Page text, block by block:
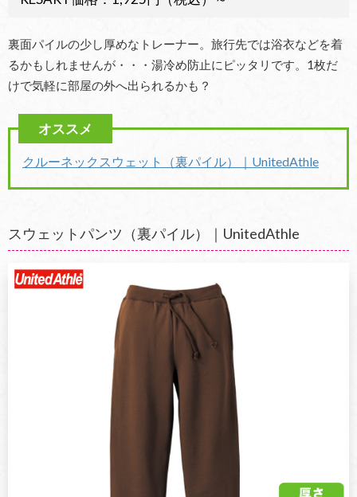
裏面パイルの少し厚めなトレーナー。旅行先では浴衣などを着
るかもしれませんが・・・湯冷め防止にピッタリです。1枚だ
けで気軽に部屋の外へ出られるかも？
クルーネックスウェット（裏パイル）｜ UnitedAthle
スウェットパンツ（裏パイル）｜UnitedAthle